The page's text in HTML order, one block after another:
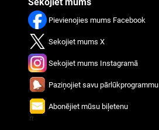
Pievienojies mums Facebook
Sekojiet mums X
Sekojiet mums Instagramā
Paziņojiet savu pārlūkprogrammu
Abonējiet mūsu biļetenu
π